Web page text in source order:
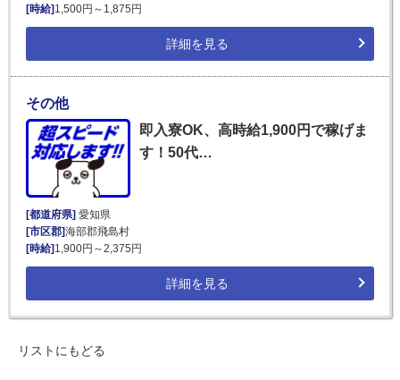
[時給] 1,500円～1,875円
詳細を見る
その他
即入寮OK、高時給1,900円で稼げま
す！50代…
[都道府県] 愛知県
[市区郡]海部郡飛島村
[時給] 1,900円～2,375円
詳細を見る
リストにもどる